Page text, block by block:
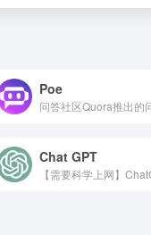
Poe
问答社区Quora推出的
Chat GPT